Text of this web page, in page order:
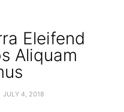
Eleifend
Aliquam
JULY 4, 2018